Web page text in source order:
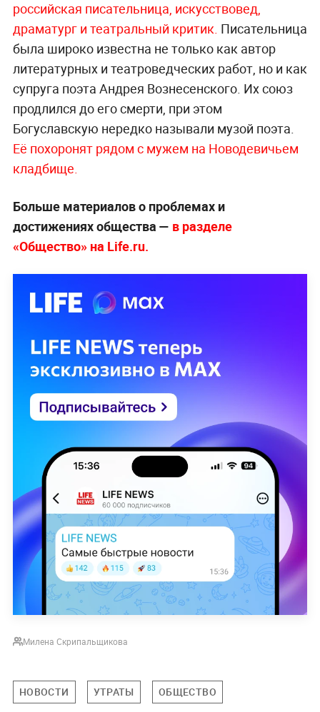
российская писательница, искусствовед,
драматург и театральный критик. Писательница
была широко известна не только как автор
литературных и театроведческих работ, но и как
супруга поэта Андрея Вознесенского. Их союз
продлился до его смерти, при этом
Богуславскую нередко называли музой поэта.
Её похоронят рядом с мужем на Новодевичьем
кладбище.
Больше материалов о проблемах и
достижениях общества — в разделе
«Общество» на Life.ru.
Милена Скрипальщикова
НОВОСТИ УТРАТЫ ОБЩЕСТВО